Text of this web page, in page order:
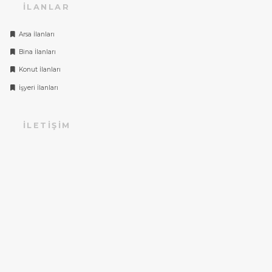
İLANLAR
Arsa İlanları
Bina İlanları
Konut İlanları
İşyeri İlanları
İLETIŞIM